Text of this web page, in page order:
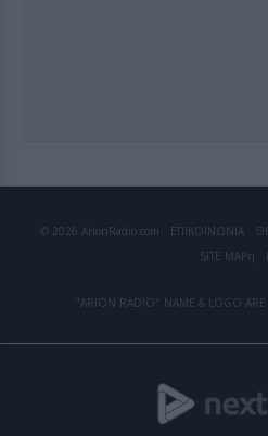
© 2026 ArionRadio.com ΕΠΙΚΟΙΝΩΝΙΑ
SITE MAPη
"ARION RADIO" NAME & LOGO ARE